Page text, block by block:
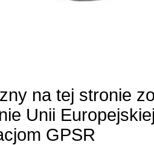
na tej stronie
Unii
GPSR